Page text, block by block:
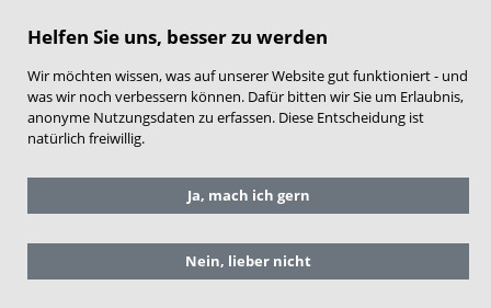
Helfen Sie uns, besser zu werden
Wir möchten wissen, was auf unserer Website gut funktioniert - und
was wir noch verbessern können. Dafür bitten wir Sie um Erlaubnis,
anonyme Nutzungsdaten zu erfassen. Diese Entscheidung ist
natürlich freiwillig.
Ja, mach ich gern
Nein, lieber nicht
Sie befinden sich hier: Service
Einzelansicht Publikationen